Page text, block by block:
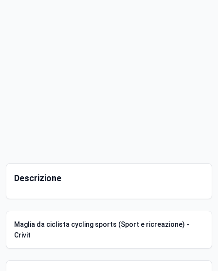
Descrizione
Maglia da ciclista cycling sports (Sport e ricreazione) -
Crivit